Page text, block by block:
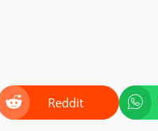
Reddit